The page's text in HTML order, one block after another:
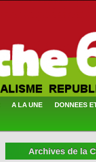
A LA UNE DONNEES
Archives de la